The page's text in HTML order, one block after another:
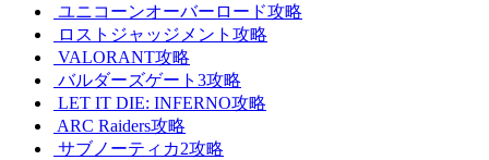
ユニコーンオーバーロード攻略
ロストジャッジメント攻略
VALORANT攻略
バルダーズゲート3攻略
LET IT DIE: INFERNO攻略
ARC Raiders攻略
サブノーティカ2攻略